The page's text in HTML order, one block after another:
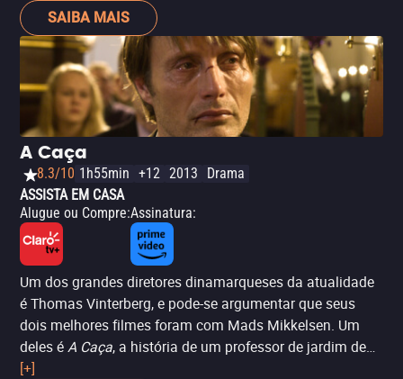
Dinamarca no século XVIII. Mikkelsen é Ludvig Kahlen,
um capitão do exército alemão aposentado que, com sua
modesta pensão, busca realizar o que ninguém
conseguiu antes: domar os inóspitos charnecas e
estabelecer um assentamento. Este seria seu passe para
a nobreza que ambiciona alcançar, mas o custo será alto
demais. Mikkelsen interpreta com empatia um
personagem contraditório, capaz de compaixão mas
consumido pela ganância.
SAIBA MAIS
A Caça
8.3/10 1h55min +12 2013
Drama
ASSISTA EM CASA
Alugue ou Compre:Assinatura:
Um dos grandes diretores dinamarqueses da atualidade
é Thomas Vinterberg, e pode-se argumentar que seus
dois melhores filmes foram com Mads Mikkelsen. Um
deles éA Caça, a história de um professor de jardim de
infância que, por um mal-entendido, vê sua vida
[+]